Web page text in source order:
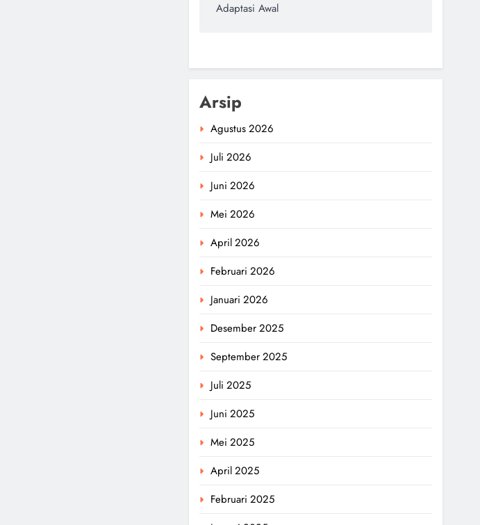
Adaptasi Awal
Arsip
Agustus 2026
Juli 2026
Juni 2026
Mei 2026
April 2026
Februari 2026
Januari 2026
Desember 2025
September 2025
Juli 2025
Juni 2025
Mei 2025
April 2025
Februari 2025